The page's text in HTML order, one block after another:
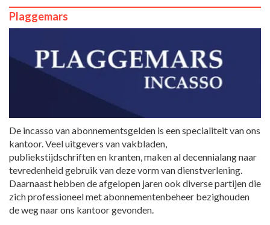
Plaggemars
De incasso van abonnementsgelden is een specialiteit van ons
kantoor. Veel uitgevers van vakbladen,
publiekstijdschriften en kranten, maken al decennialang naar
tevredenheid gebruik van deze vorm van dienstverlening.
Daarnaast hebben de afgelopen jaren ook diverse partijen die
zich professioneel met abonnementenbeheer bezighouden
de weg naar ons kantoor gevonden.